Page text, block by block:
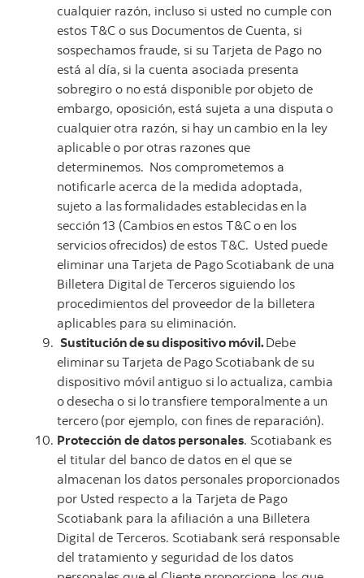
cualquier razón, incluso si usted no cumple con
estos T&C o sus Documentos de Cuenta, si
sospechamos fraude, si su Tarjeta de Pago no
está al día, si la cuenta asociada presenta
sobregiro o noestá disponible porobjeto de
embargo, oposición, está sujeta a una disputa o
cualquierotra razón, si hay un cambio en la ley
aplicableo porotras razones que
determinemos. Nos comprometemos a
notificarle acerca de la medida adoptada,
sujeto a lasformalidades establecidasen la
sección 13 (Cambiosen estos T&Coen los
serviciosofrecidos) deestos T&C. Usted puede
eliminar una Tarjeta de Pago Scotiabank de una
Billetera Digital de Terceros siguiendo los
procedimientos del proveedor de la billetera
aplicables para su eliminación.
Sustitucióndesudispositivo móvil.Debe
eliminar su Tarjeta de Pago Scotiabankde su
dispositivo móvil antiguo si lo actualiza, cambia
odesecha o si lotransfiere temporalmente a un
tercero (por ejemplo, con fines de reparación).
Protección de datos personales. Scotiabank es
el titular del banco de datos en el que se
almacenan los datos personales proporcionados
por Usted respecto a la Tarjeta de Pago
Scotiabank para la afiliación a una Billetera
Digital de Terceros. Scotiabank será responsable
del tratamiento y seguridad de los datos